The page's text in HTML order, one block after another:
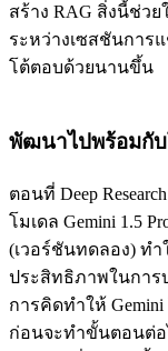
สร้าง RAG สิ่งนี้ช่ว
ระหว่างเซสชันการ
โต้ตอบด้วยนานขึ้น
พัฒนาไปพร้อมกับ
ตอนที่ Deep
โมเดล Gemini 1.5
(เวอร์ชันทดลอง) ท
ประสิทธิภาพในกา
การคิดทำให้
ก่อนจะทำขั้นตอนต่